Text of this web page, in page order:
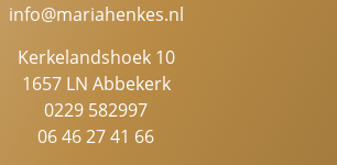
info@mariahenkes.nl
Kerkelandshoek 10
1657 LN Abbekerk
0229 582997
06 46 27 41 66